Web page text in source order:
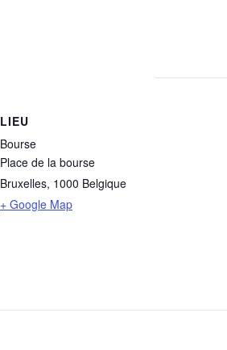
LIEU
Bourse
Place de la bourse
Bruxelles, 1000 Belgique
+ Google Map